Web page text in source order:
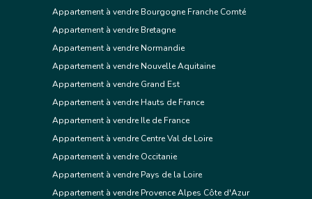
Appartement à vendre Bourgogne Franche Comté
Appartement à vendre Bretagne
Appartement à vendre Normandie
Appartement à vendre Nouvelle Aquitaine
Appartement à vendre Grand Est
Appartement à vendre Hauts de France
Appartement à vendre Ile de France
Appartement à vendre Centre Val de Loire
Appartement à vendre Occitanie
Appartement à vendre Pays de la Loire
Appartement à vendre Provence Alpes Côte d'Azur